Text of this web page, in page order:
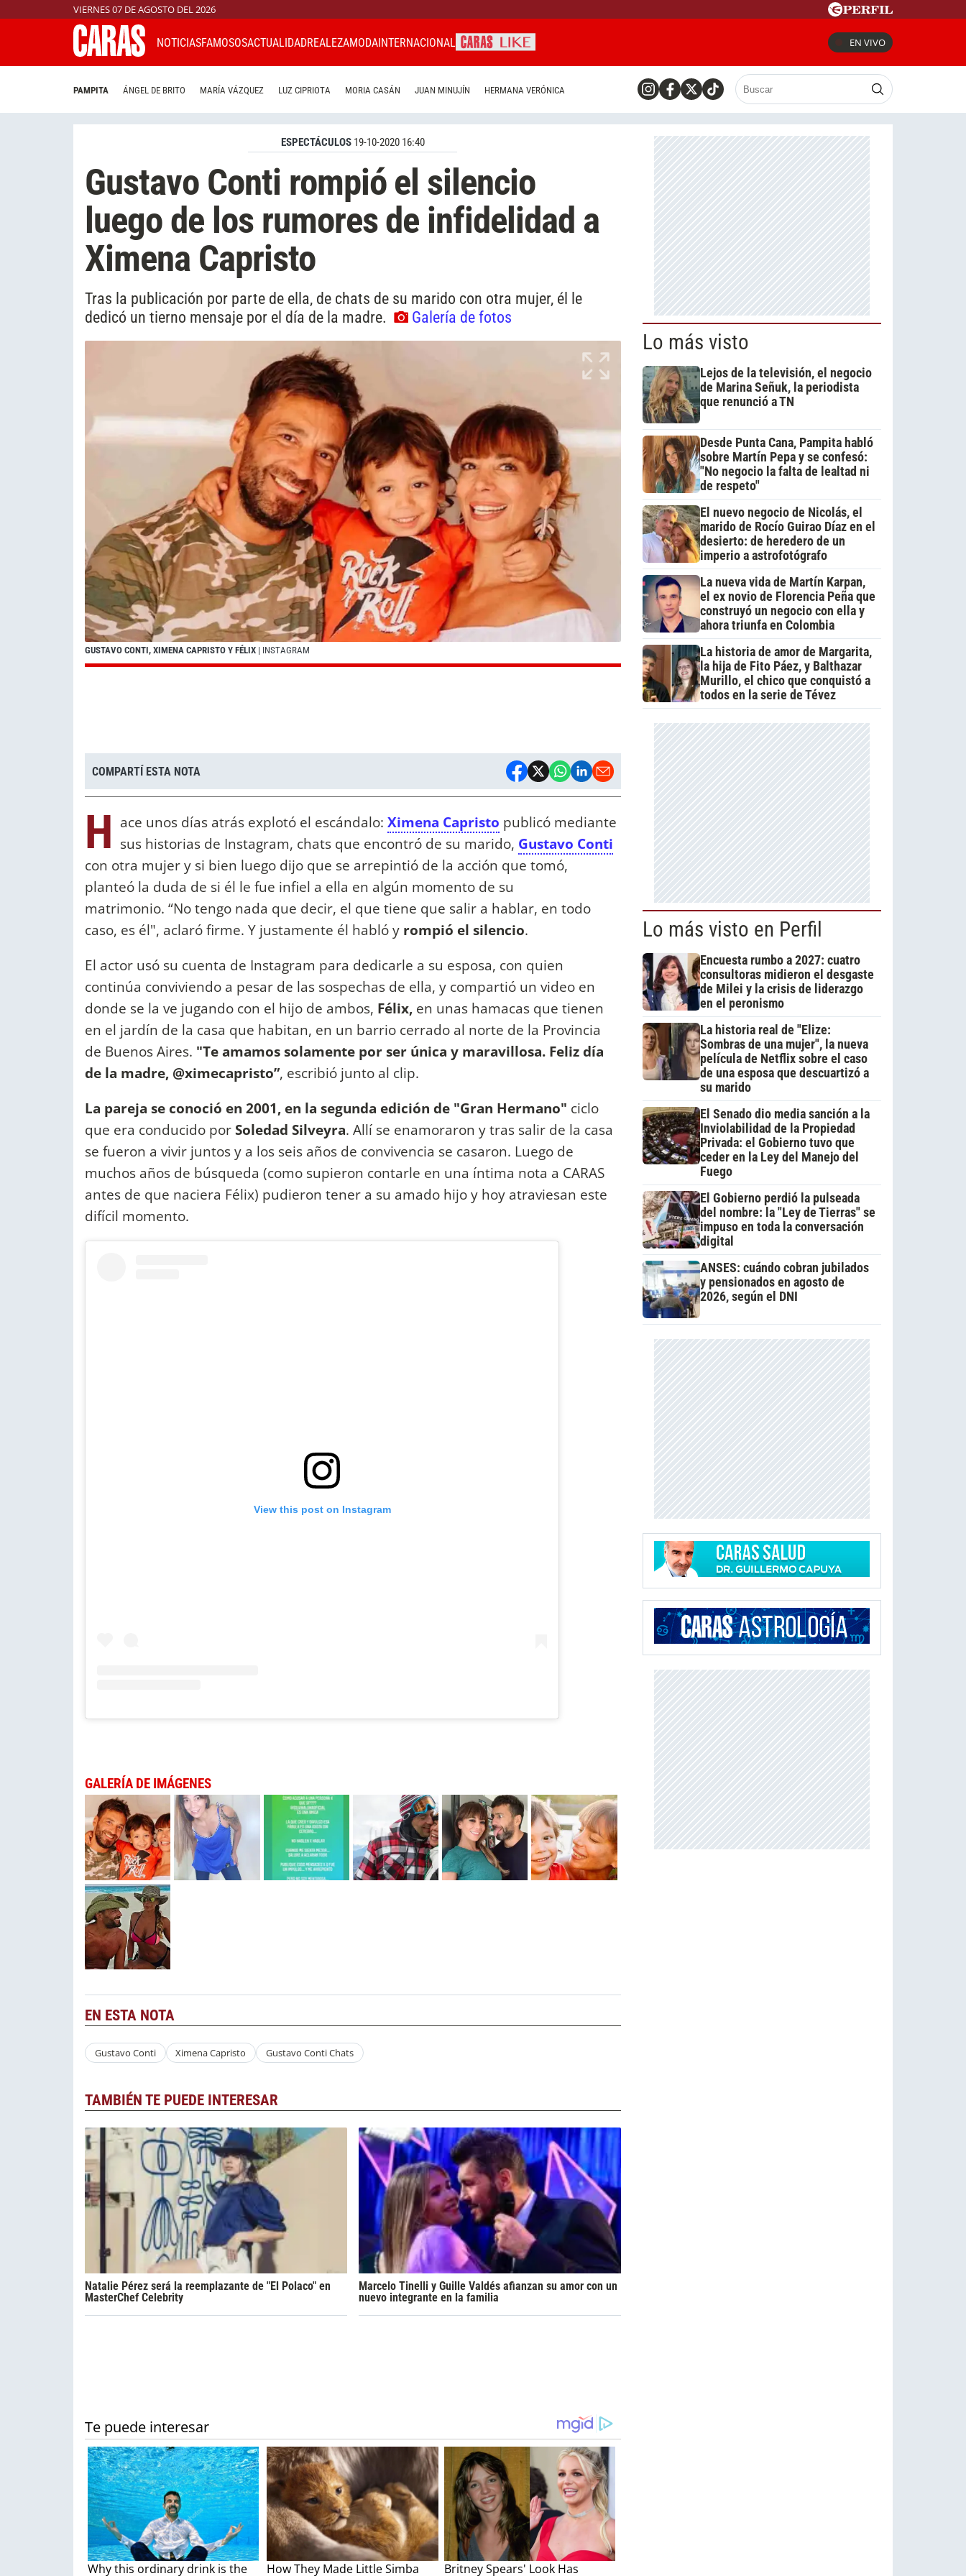
VIERNES 07 DE AGOSTO DEL 2026
NOTICIASFAMOSOSACTUALIDADREALEZAMODAINTERNACIONAL EN VIVO
PAMPITA ÁNGEL DE BRITO MARÍA VÁZQUEZ LUZ CIPRIOTA MORIA CASÁN JUAN MINUJÍN HERMANA VERÓNICA
ESPECTÁCULOS 19-10-2020 16:40
Gustavo Conti rompió el silencio
luego de los rumores de infidelidad a
Ximena Capristo
Tras la publicación por parte de ella, de chats de su marido con otra mujer, él le
dedicó un tierno mensaje por el día de la madre.
Galería de fotos
GUSTAVO CONTI, XIMENA CAPRISTO Y FÉLIX | INSTAGRAM
COMPARTÍ ESTA NOTA
H ace unos días atrás explotó el escándalo: Ximena Capristo publicó mediante
sus historias de Instagram, chats que encontró de su marido, Gustavo Conti
con otra mujer y si bien luego dijo que se arrepintió de la acción que tomó,
planteó la duda de si él le fue infiel a ella en algún momento de su
matrimonio. “No tengo nada que decir, el que tiene que salir a hablar, en todo
caso, es él", aclaró firme. Y justamente él habló y rompió el silencio.
El actor usó su cuenta de Instagram para dedicarle a su esposa, con quien
continúa conviviendo a pesar de las sospechas de ella, y compartió un video en
donde se la ve jugando con el hijo de ambos, Félix, en unas hamacas que tienen
en el jardín de la casa que habitan, en un barrio cerrado al norte de la Provincia
de Buenos Aires. "Te amamos solamente por ser única y maravillosa. Feliz día
de la madre, @ximecapristo”, escribió junto al clip.
La pareja se conoció en 2001, en la segunda edición de "Gran Hermano" ciclo
que era conducido porSoledad Silveyra. Allí se enamoraron y tras salir de la casa
se fueron a vivir juntos y a los seis años de convivencia se casaron. Luego de
muchos años de búsqueda (como supieron contarle en una íntima nota a CARAS
antes de que naciera Félix) pudieron tener a su amado hijo y hoy atraviesan este
difícil momento.
View this post on Instagram
GALERÍA DE IMÁGENES
EN ESTA NOTA
Gustavo Conti Ximena Capristo Gustavo Conti Chats
TAMBIÉN TE PUEDE INTERESAR
Natalie Pérez será la reemplazante de "El Polaco" en
MasterChef Celebrity
Marcelo Tinelli y Guille Valdés afianzan su amor con un
nuevo integrante en la familia
Lo más visto
Lejos de la televisión, el negocio
de Marina Señuk, la periodista
que renunció a TN
Desde Punta Cana, Pampita habló
sobre Martín Pepa y se confesó:
"No negocio la falta de lealtad ni
de respeto"
El nuevo negocio de Nicolás, el
marido de Rocío Guirao Díaz en el
desierto: de heredero de un
imperio a astrofotógrafo
La nueva vida de Martín Karpan,
el ex novio de Florencia Peña que
construyó un negocio con ella y
ahora triunfa en Colombia
La historia de amor de Margarita,
la hija de Fito Páez, y Balthazar
Murillo, el chico que conquistó a
todos en la serie de Tévez
Lo más visto en Perfil
Encuesta rumbo a 2027: cuatro
consultoras midieron el desgaste
de Milei y la crisis de liderazgo
en el peronismo
La historia real de "Elize:
Sombras de una mujer", la nueva
película de Netflix sobre el caso
de una esposa que descuartizó a
su marido
El Senado dio media sanción a la
Inviolabilidad de la Propiedad
Privada: el Gobierno tuvo que
ceder en la Ley del Manejo del
Fuego
El Gobierno perdió la pulseada
del nombre: la "Ley de Tierras" se
impuso en toda la conversación
digital
ANSES: cuándo cobran jubilados
y pensionados en agosto de
2026, según el DNI